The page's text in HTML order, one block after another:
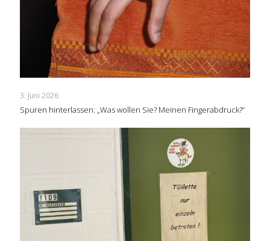
3. Juni 2026
Spuren hinterlassen: „Was wollen Sie? Meinen Fingerabdruck?“